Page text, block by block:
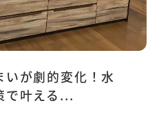
が劇的変化！水
で叶える...